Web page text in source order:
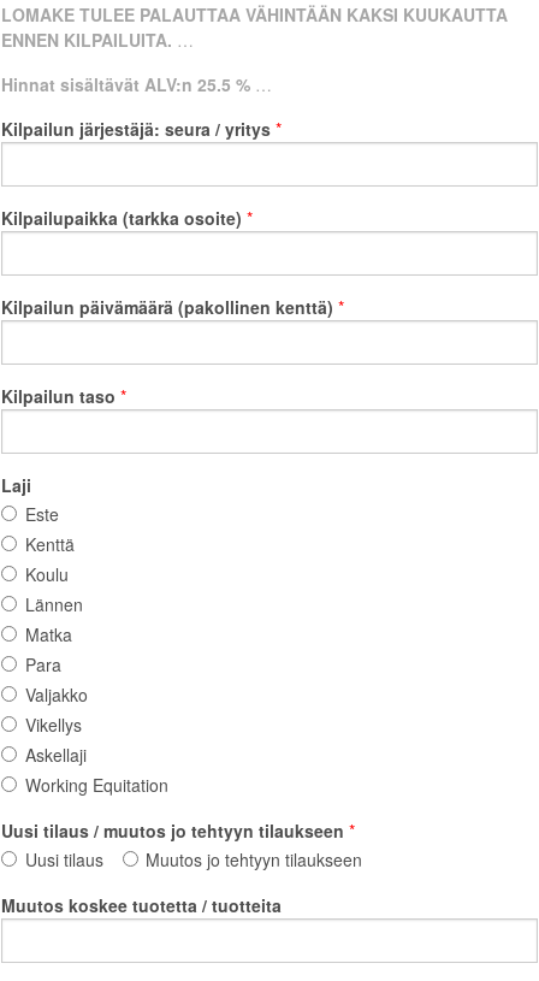
LOMAKE TULEE PALAUTTAA VÄHINTÄÄN KAKSI KUUKAUTTA
ENNEN KILPAILUITA.
Hinnat sisältävät ALV:n 25.5 %
Kilpailun järjestäjä: seura / yritys
Kilpailupaikka (tarkka osoite)
Kilpailun päivämäärä (pakollinen kenttä)
Kilpailun taso
Laji
Este
Kenttä
Koulu
Lännen
Matka
Para
Valjakko
Vikellys
Askellaji
Working Equitation
Uusi tilaus / muutos jo tehtyyn tilaukseen
Uusi tilaus Muutosjotehtyyntilaukseen
Muutos koskee tuotetta / tuotteita